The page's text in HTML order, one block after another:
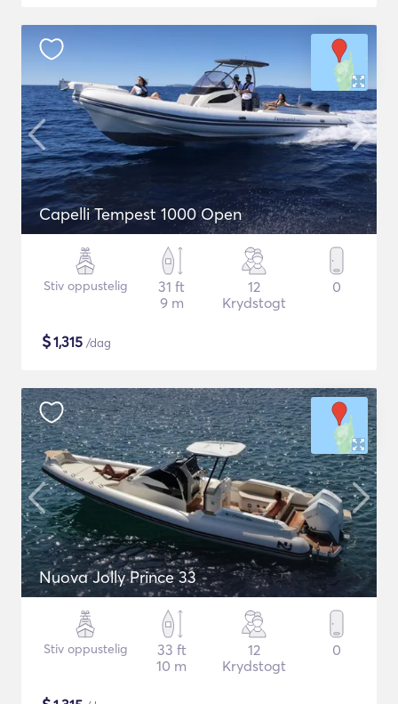
Capelli Tempest 1000 Open
Stiv oppustelig
31 ft
9 m
12
Krydstogt
0
$1,315 /dag
Nuova Jolly Prince 33
Stiv oppustelig
33 ft
10 m
12
Krydstogt
0